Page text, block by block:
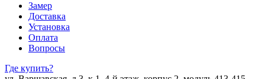
Замер
Доставка
Установка
Оплата
Вопросы
Где купить?